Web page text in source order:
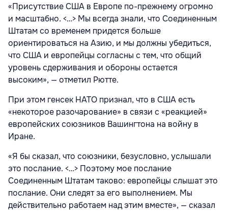
«Присутствие США в Европе по-прежнему огромно
и масштабно. <…> Мы всегда знали, что Соединенным
Штатам со временем придется больше
ориентироваться на Азию, и мы должны убедиться,
что США и европейцы согласны с тем, что общий
уровень сдерживания и обороны остается
высоким», — отметил Рютте.
При этом генсек НАТО признал, что в США есть
«некоторое разочарование» в связи с «реакцией»
европейских союзников Вашингтона на войну в
Иране.
«Я бы сказал, что союзники, безусловно, услышали
это послание. <…> Поэтому мое послание
Соединенным Штатам таково: европейцы слышат это
послание. Они следят за его выполнением. Мы
действительно работаем над этим вместе», — сказал